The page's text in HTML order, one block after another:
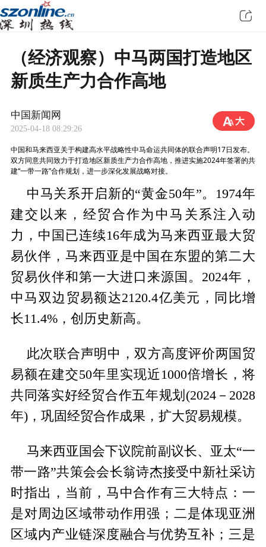
（经济观察）中马两国打造地区
新质生产力合作高地
中国新闻网
2025-04-18 08:29:26
中国和马来西亚关于构建高水平战略性中马命运共同体的联合声明17日发布。
双方同意共同致力于打造地区新质生产力合作高地，推进实施2024年签署的共
建“一带一路”合作规划，进一步深化发展战略对接。
中马关系开启新的“黄金50年”。1974年
建交以来，经贸合作为中马关系注入动
力，中国已连续16年成为马来西亚最大贸
易伙伴，马来西亚是中国在东盟的第二大
贸易伙伴和第一大进口来源国。2024年，
中马双边贸易额达2120.4亿美元，同比增
长11.4%，创历史新高。
此次联合声明中，双方高度评价两国贸
易额在建交50年里实现近1000倍增长，将
共同落实好经贸合作五年规划(2024－2028
年)，巩固经贸合作成果，扩大贸易规模。
马来西亚国会下议院前副议长、亚太“一
带一路”共策会会长翁诗杰接受中新社采访
时指出，当前，马中合作有三大特点：一
是对周边区域带动作用强；二是体现亚洲
区域内产业链深度融合与优势互补；三是